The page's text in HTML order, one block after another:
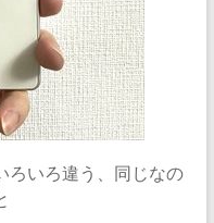
ろいろ違う、同じなの